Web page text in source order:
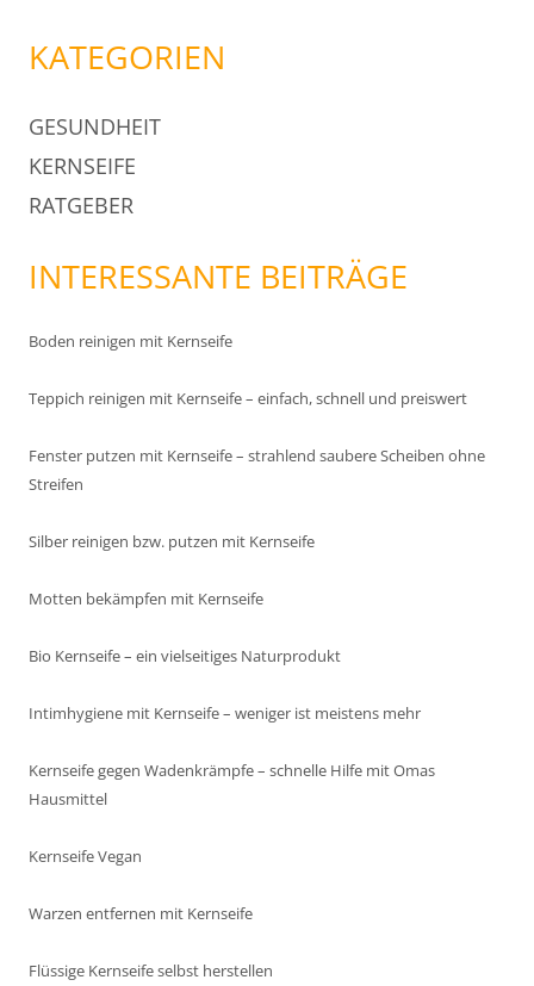
KATEGORIEN
GESUNDHEIT
KERNSEIFE
RATGEBER
INTERESSANTE BEITRÄGE
Boden reinigen mit Kernseife
Teppich reinigen mit Kernseife – einfach, schnell und preiswert
Fenster putzen mit Kernseife – strahlend saubere Scheiben ohne
Streifen
Silber reinigen bzw. putzen mit Kernseife
Motten bekämpfen mit Kernseife
Bio Kernseife – ein vielseitiges Naturprodukt
Intimhygiene mit Kernseife – weniger ist meistens mehr
Kernseife gegen Wadenkrämpfe – schnelle Hilfe mit Omas
Hausmittel
Kernseife Vegan
Warzen entfernen mit Kernseife
Flüssige Kernseife selbst herstellen